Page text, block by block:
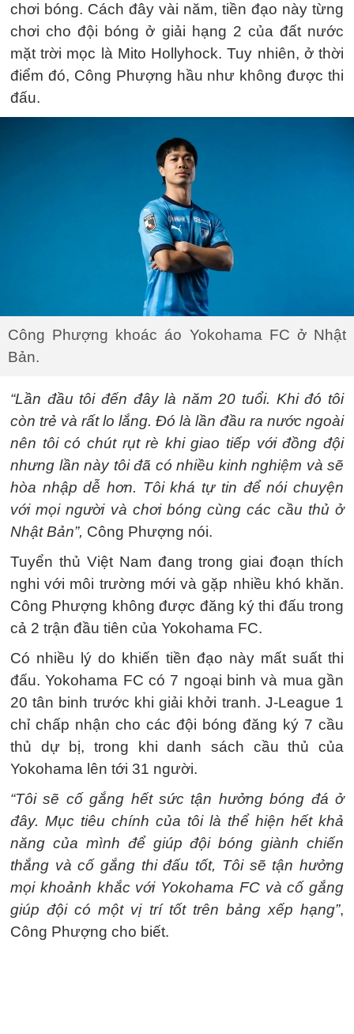
chơi bóng. Cách đây vài năm, tiền đạo này từng
chơi cho đội bóng ở giải hạng 2 của đất nước
mặt trời mọc là Mito Hollyhock. Tuy nhiên, ở thời
điểm đó, Công Phượng hầu như không được thi
đấu.
Công Phượng khoác áo Yokohama FC ở Nhật
Bản.
“Lần đầu tôi đến đây là năm 20 tuổi. Khi đó tôi
còn trẻ và rất lo lắng. Đó là lần đầu ra nước ngoài
nên tôi có chút rụt rè khi giao tiếp với đồng đội
nhưng lần này tôi đã có nhiều kinh nghiệm và sẽ
hòa nhập dễ hơn. Tôi khá tự tin để nói chuyện
với mọi người và chơi bóng cùng các cầu thủ ở
Nhật Bản”, Công Phượng nói.
Tuyển thủ Việt Nam đang trong giai đoạn thích
nghi với môi trường mới và gặp nhiều khó khăn.
Công Phượng không được đăng ký thi đấu trong
cả 2 trận đầu tiên của Yokohama FC.
Có nhiều lý do khiến tiền đạo này mất suất thi
đấu. Yokohama FC có 7 ngoại binh và mua gần
20 tân binh trước khi giải khởi tranh. J-League 1
chỉ chấp nhận cho các đội bóng đăng ký 7 cầu
thủ dự bị, trong khi danh sách cầu thủ của
Yokohama lên tới 31 người.
“Tôi sẽ cố gắng hết sức tận hưởng bóng đá ở
đây. Mục tiêu chính của tôi là thể hiện hết khả
năng của mình để giúp đội bóng giành chiến
thắng và cố gắng thi đấu tốt, Tôi sẽ tận hưởng
mọi khoảnh khắc với Yokohama FC và cố gắng
giúp đội có một vị trí tốt trên bảng xếp hạng”,
Công Phượng cho biết.